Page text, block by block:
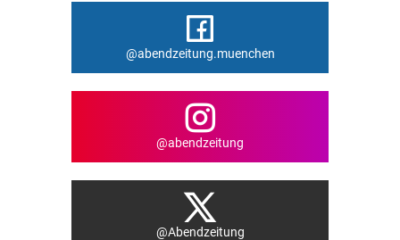
@abendzeitung.muenchen
@abendzeitung
@Abendzeitung